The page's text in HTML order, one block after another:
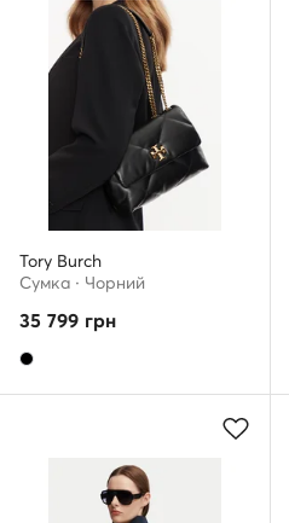
Tory Burch
Сумка · Чорний
35 799 грн